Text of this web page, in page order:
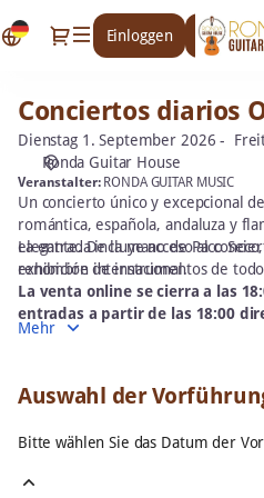
Dialog
Einloggen Neu
der
diarios
OTOÑO
Ronda
Guitar
Music
Conciertos
diarios
OTOÑO
2026
Conciertos diarios
Dienstag 1. September 2026
Ronda Guitar House
Veranstalter: RONDA GUITAR MUSIC
Un concierto único y excepcional
romántica, española, andaluza y
elegante. De la mano de Paco
renombre internacional.
La entrada incluye acceso al
exhibición de instrumentos de
La venta online se cierra a las
entradas a partir de las 18:00
House o reservar teléfono +34 660
Mehr
Auswahl der
Bitte wählen Sie das Datum der